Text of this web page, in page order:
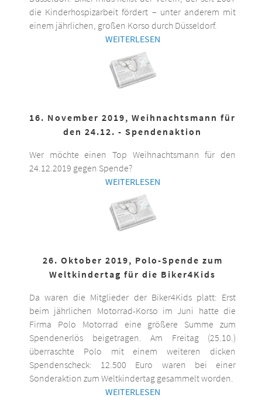
die Kinderhospizarbeit fördert – unter anderem mit
einem jährlichen, großen Korso durch Düsseldorf.
WEITERLESEN
16. November 2019, Weihnachtsmann für
den 24.12. - Spendenaktion
Wer möchte einen Top Weihnachtsmann für den
24.12.2019 gegen Spende?
WEITERLESEN
26. Oktober 2019, Polo-Spende zum
Weltkindertag für die Biker4Kids
Da waren die Mitglieder der Biker4Kids platt: Erst
beim jährlichen Motorrad-Korso im Juni hatte die
Firma Polo Motorrad eine größere Summe zum
Spendenerlös beigetragen. Am Freitag (25.10.)
überraschte Polo mit einem weiteren dicken
Spendenscheck: 12.500 Euro waren bei einer
Sonderaktion zum Weltkindertag gesammelt worden.
WEITERLESEN